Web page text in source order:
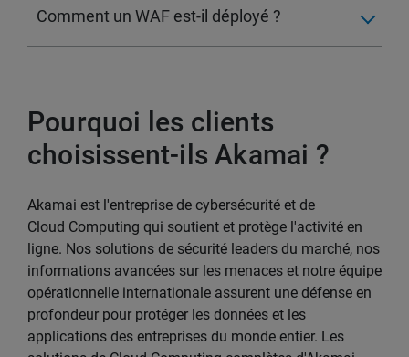
Comment un WAF est-il déployé ?
Pourquoi les clients
choisissent-ils Akamai ?
Akamai est l'entreprise de cybersécurité et de
Cloud Computing qui soutient et protège l'activité en
ligne. Nos solutions de sécurité leaders du marché, nos
informations avancées sur les menaces et notre équipe
opérationnelle internationale assurent une défense en
profondeur pour protéger les données et les
applications des entreprises du monde entier. Les